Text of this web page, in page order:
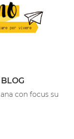
con focus su